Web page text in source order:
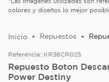
colores y diseños lo mejor
Repuestos
Referencia: KR38CR025
Repuesto Boton
Power Destiny